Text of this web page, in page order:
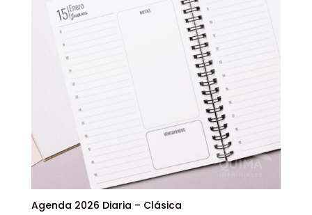
Agenda 2026 Diaria – Clásica